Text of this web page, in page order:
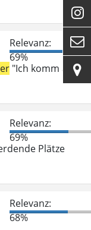
Relevanz:
69%
"Ich komm auf
Relevanz:
69%
Plätze
Relevanz:
68%


